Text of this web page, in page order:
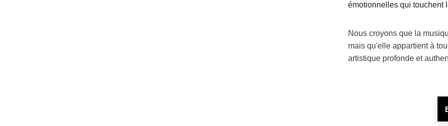
émotionnelles qui touchent
Nous croyons que la
mais qu'elle appartient à
artistique profonde et